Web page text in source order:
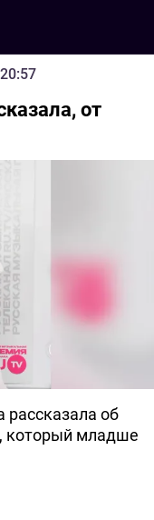
от
рассказала об
который младше